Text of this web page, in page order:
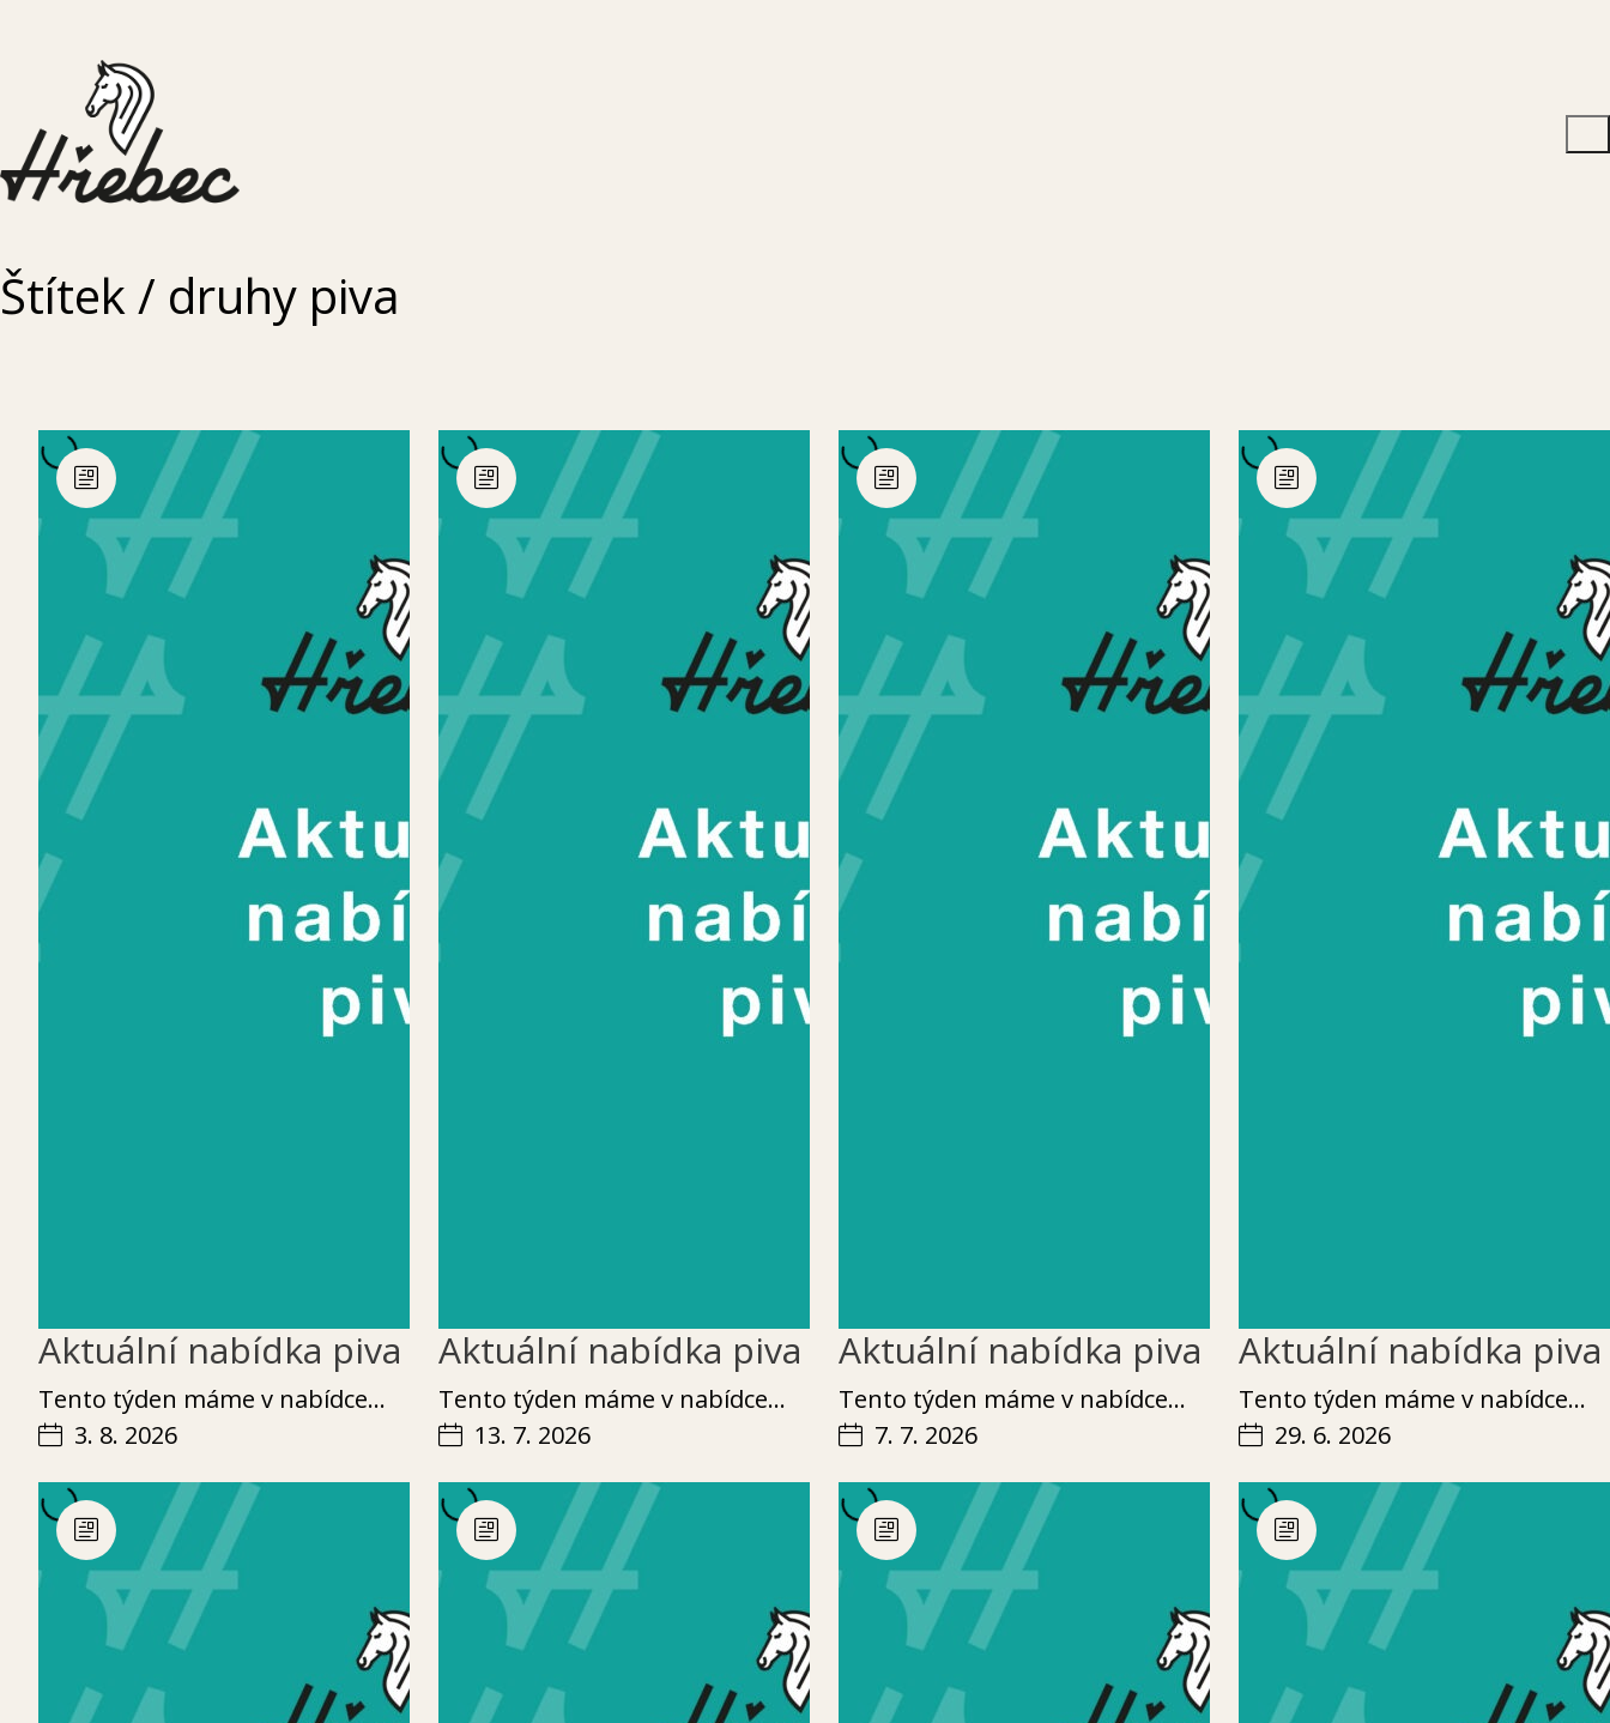
Štítek / druhy piva
Aktuální nabídka piva
Ten­to týden máme v nabídce…
3. 8. 2026
Aktuální nabídka piva
Ten­to týden máme v nabídce…
13. 7. 2026
Aktuální nabídka piva
Ten­to týden máme v nabídce…
7. 7. 2026
Aktuální nabídka piva
Ten­to týden máme v nabídce…
29. 6. 2026